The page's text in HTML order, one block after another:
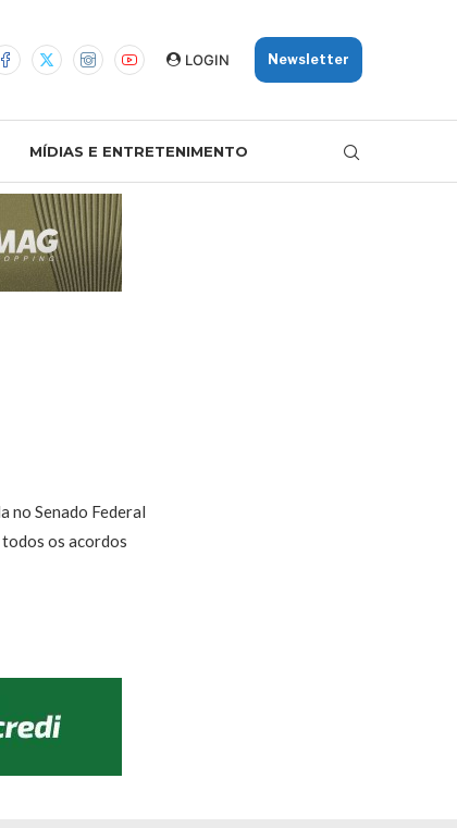
LOGIN Newsletter
MÍDIAS E ENTRETENIMENTO
no Senado Federal
os acordos